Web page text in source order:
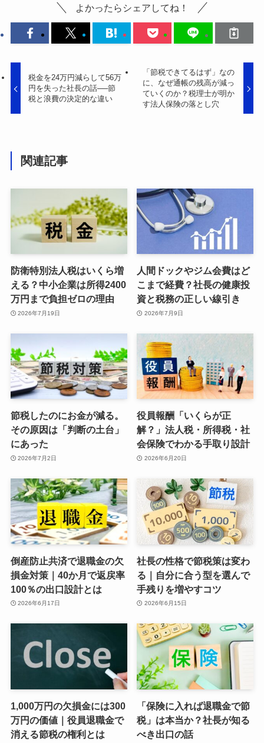
よかったらシェアしてね！
税金を24万円減らして56万
円を失った社長の話──節
税と浪費の決定的な違い
「節税できてるはず」なの
に、なぜ通帳の残高が減っ
ていくのか？税理士が明か
す法人保険の落とし穴
関連記事
防衛特別法人税はいくら増
える？中小企業は所得2400
万円まで負担ゼロの理由
2026年7月19日
人間ドックやジム会費はど
こまで経費？社長の健康投
資と税務の正しい線引き
2026年7月9日
節税したのにお金が減る。
その原因は「判断の土台」
にあった
2026年7月2日
役員報酬「いくらが正
解？」法人税・所得税・社
会保険でわかる手取り設計
2026年6月20日
倒産防止共済で退職金の欠
損金対策｜40か月で返戻率
100％の出口設計とは
2026年6月17日
社長の性格で節税策は変わ
る｜自分に合う型を選んで
手残りを増やすコツ
2026年6月15日
1,000万円の欠損金には300
万円の価値｜役員退職金で
消える節税の権利とは
「保険に入れば退職金で節
税」は本当か？社長が知る
べき出口の話